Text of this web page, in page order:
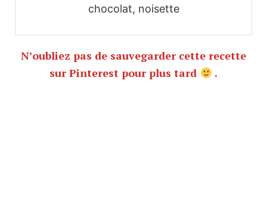
chocolat, noisette
N’oubliez pas de sauvegarder cette recette
sur Pinterest pour plus tard
.